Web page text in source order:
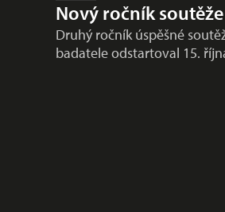
Nový ročník
Druhý ročník úspěšné
badatele odstartoval 15.